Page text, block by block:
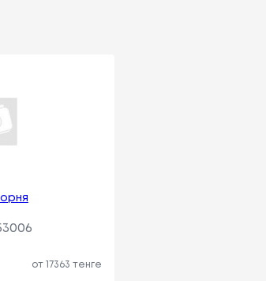
от 17363 тенге